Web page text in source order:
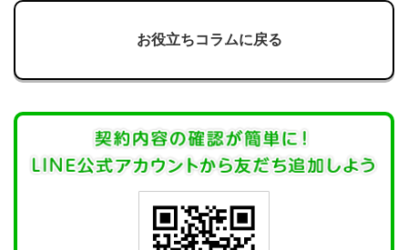
お役立ちコラムに戻る